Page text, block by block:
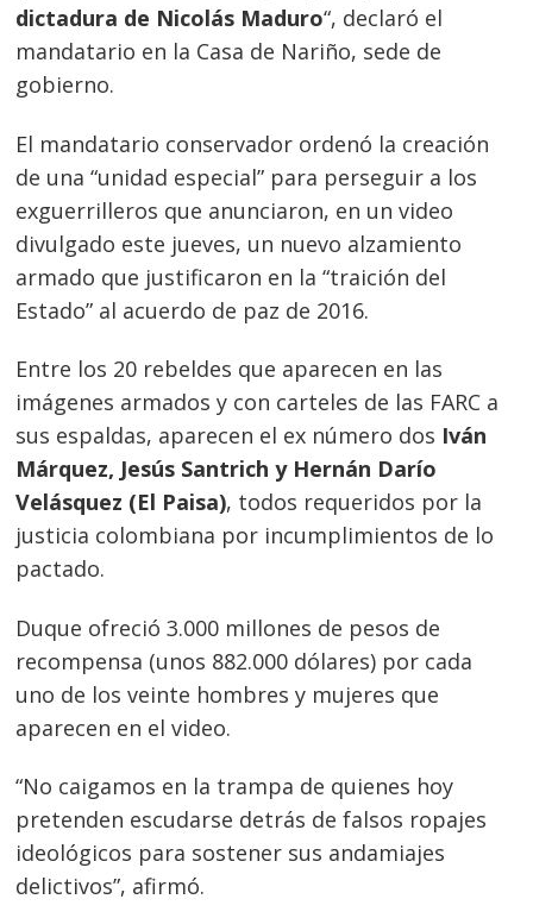
dictadura de Nicolás Maduro“, declaró el
mandatario en la Casa de Nariño, sede de
gobierno.
El mandatario conservador ordenó la creación
de una “unidad especial” para perseguir a los
exguerrilleros que anunciaron, en un video
divulgado este jueves, un nuevo alzamiento
armado que justificaron en la “traición del
Estado” al acuerdo de paz de 2016.
Entre los 20 rebeldes que aparecen en las
imágenes armados y con carteles de las FARC a
sus espaldas, aparecen el ex número dos Iván
Márquez, Jesús Santrich y Hernán Darío
Velásquez (El Paisa), todos requeridos por la
justicia colombiana por incumplimientos de lo
pactado.
Duque ofreció 3.000 millones de pesos de
recompensa (unos 882.000 dólares) por cada
uno de los veinte hombres y mujeres que
aparecen en el video.
“No caigamos en la trampa de quienes hoy
pretenden escudarse detrás de falsos ropajes
ideológicos para sostener sus andamiajes
delictivos”, afirmó.
Navegación